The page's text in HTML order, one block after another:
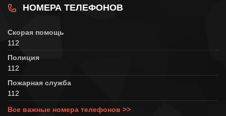
НОМЕРА ТЕЛЕФОНОВ
Скорая помощь
112
Полиция
112
Пожарная служба
112
Все важные номера телефонов >>